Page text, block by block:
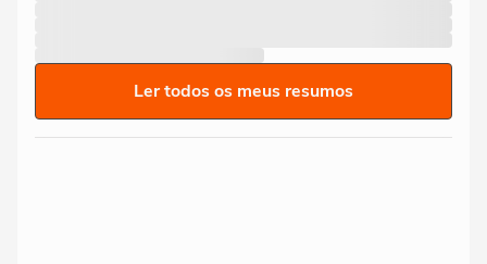
Ler todos os meus resumos